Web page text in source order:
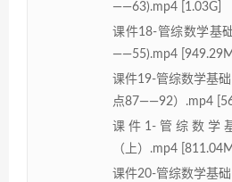
——63).mp4 [1.03G]
课件18-管综数学基
——55).mp4 [949.29M]
课件19-管综数学基
点87——92）.mp4
课件1-管综数学
（上）.mp4 [811.04M]
课件20-管综数学基